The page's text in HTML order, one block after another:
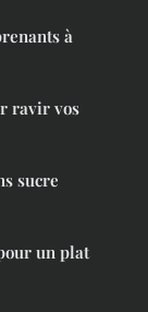
à
ravir vos
sucre
un plat